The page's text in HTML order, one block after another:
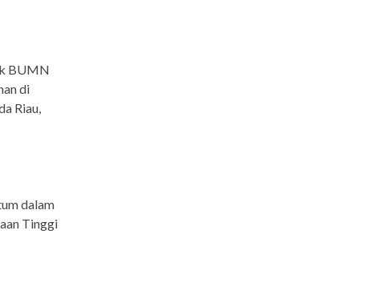
BUMN
di
Riau,
dalam
Tinggi